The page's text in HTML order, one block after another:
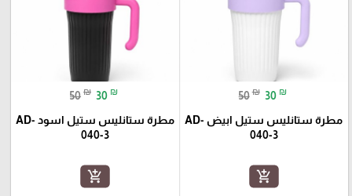
50 ₪ 30 ₪
مطرة ستانليس ستيل ابيض AD-
040-3
add_shopping_cart
50 ₪ 30 ₪
مطرة ستانليس ستيل اسود AD-
040-3
add_shopping_cart